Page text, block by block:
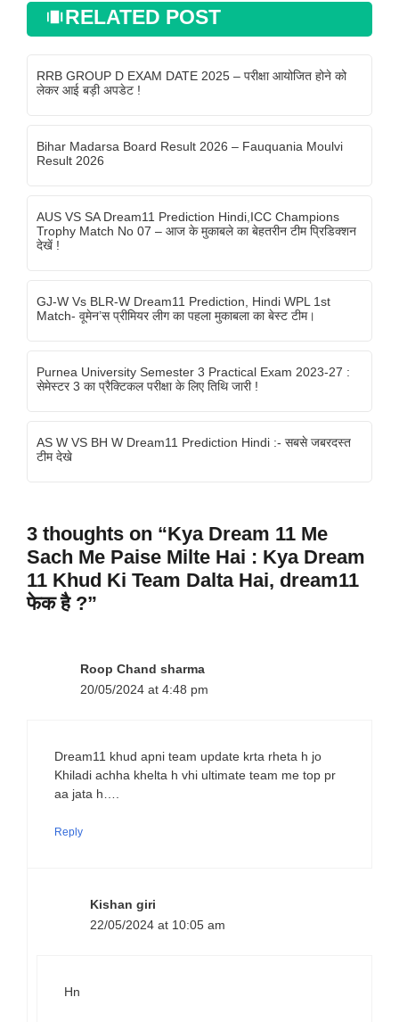
RELATED POST
RRB GROUP D EXAM DATE 2025 – परीक्षा आयोजित होने को
लेकर आई बड़ी अपडेट !
Bihar Madarsa Board Result 2026 – Fauquania Moulvi
Result 2026
AUS VS SA Dream11 Prediction Hindi,ICC Champions
Trophy Match No 07 – आज के मुकाबले का बेहतरीन टीम प्रिडिक्शन
देखें !
GJ-W Vs BLR-W Dream11 Prediction, Hindi WPL 1st
Match- वूमेन’स प्रीमियर लीग का पहला मुकाबला का बेस्ट टीम।
Purnea University Semester 3 Practical Exam 2023-27 :
सेमेस्टर 3 का प्रैक्टिकल परीक्षा के लिए तिथि जारी !
AS W VS BH W Dream11 Prediction Hindi :- सबसे जबरदस्त
टीम देखे
3 thoughts on “Kya Dream 11 Me
Sach Me Paise Milte Hai : Kya Dream
11 Khud Ki Team Dalta Hai, dream11
फेक है ?”
Roop Chand sharma
20/05/2024 at 4:48 pm
Dream11 khud apni team update krta rheta h jo
Khiladi achha khelta h vhi ultimate team me top pr
aa jata h….
Reply
Kishan giri
22/05/2024 at 10:05 am
Hn